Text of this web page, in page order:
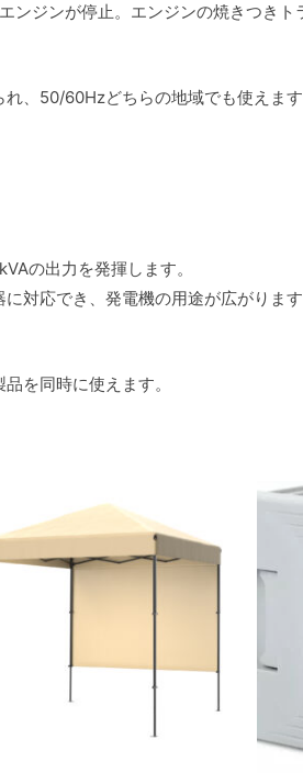
ジンが停止。エンジンの焼きつきト
、50/60Hzどちらの地域でも使えます
の出力を発揮します。
対応でき、発電機の用途が広がります
を同時に使えます。